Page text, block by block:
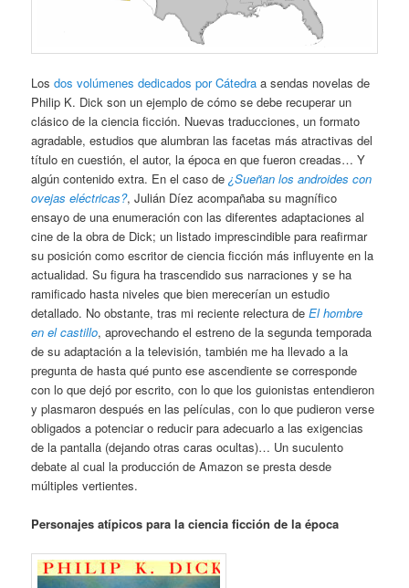
Losdos volúmenes dedicados por Cátedra a sendas novelas de
Philip K. Dick son un ejemplo de cómo se debe recuperar un
clásico de la ciencia ficción. Nuevas traducciones, un formato
agradable, estudios que alumbran las facetas más atractivas del
título en cuestión, el autor, la época en que fueron creadas… Y
algún contenido extra. En el caso de¿Sueñan los androides con
ovejas eléctricas?, Julián Díez acompañaba su magnífico
ensayo de una enumeración con las diferentes adaptaciones al
cine de la obra de Dick; un listado imprescindible para reafirmar
su posición como escritor de ciencia ficción más influyente en la
actualidad. Su figura ha trascendido sus narraciones y se ha
ramificado hasta niveles que bien merecerían un estudio
detallado. No obstante, tras mi reciente relectura deEl hombre
en el castillo, aprovechando el estreno de la segunda temporada
de su adaptación a la televisión, también me ha llevado a la
pregunta de hasta qué punto ese ascendiente se corresponde
con lo que dejó por escrito, con lo que los guionistas entendieron
y plasmaron después en las películas, con lo que pudieron verse
obligados a potenciar o reducir para adecuarlo a las exigencias
de la pantalla (dejando otras caras ocultas)… Un suculento
debate al cual la producción de Amazon se presta desde
múltiples vertientes.
Personajes atípicos para la ciencia ficción de la época